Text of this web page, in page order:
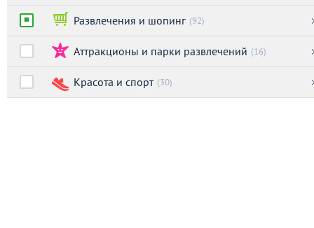
Развлечения и шопинг (92)
Аттракционы и парки развлечений (16)
Красота и спорт (30)